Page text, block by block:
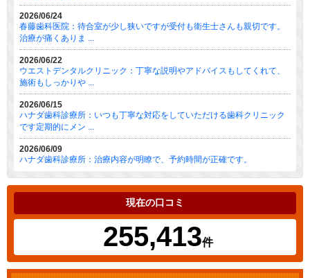
2026/06/24
春藤歯科医院：待合室が少し狭いですが受付も衛生士さんも親切です。
治療が痛くありま ...
2026/06/22
ウエストデンタルクリニック：丁寧な説明やアドバイスもしてくれて、
施術もしっかりや ...
2026/06/15
ハナダ歯科診療所：いつも丁寧な対応をしていただける歯科クリニック
です定期的にメン ...
2026/06/09
ハナダ歯科診療所：治療内容が明瞭で、予約時間が正確です。
現在の口コミ
255,413件